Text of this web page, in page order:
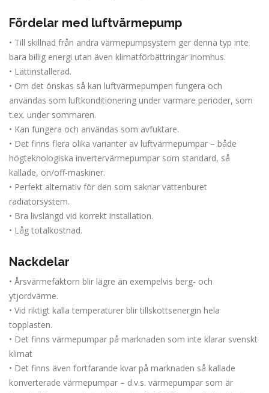
Fördelar med luftvärmepump
• Till skillnad från andra värmepumpsystem ger denna typ inte
bara billig energi utan även klimatförbättringar inomhus.
• Lättinstallerad.
• Om det önskas så kan luftvärmepumpen fungera och
användas som luftkonditionering under varmare perioder, som
t.ex. under sommaren.
• Kan fungera och användas som avfuktare.
• Det finns flera olika varianter av luftvärmepumpar – både
högteknologiska invertervärmepumpar som standard, så
kallade, on/off-maskiner.
• Perfekt alternativ för den som saknar vattenburet
radiatorsystem.
• Bra livslängd vid korrekt installation.
• Låg totalkostnad.
Nackdelar
• Årsvärmefaktorn blir lägre än exempelvis berg- och
ytjordvärme.
• Vid riktigt kalla temperaturer blir tillskottsenergin hela
topplasten.
• Det finns värmepumpar på marknaden som inte klarar svenskt
klimat
• Det finns även fortfarande kvar på marknaden så kallade
konverterade värmepumpar – d.v.s. värmepumpar som är